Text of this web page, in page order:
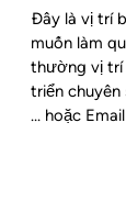
Đây là vị trí
muốn làm
thường vị trí
triển chuyên
… hoặc